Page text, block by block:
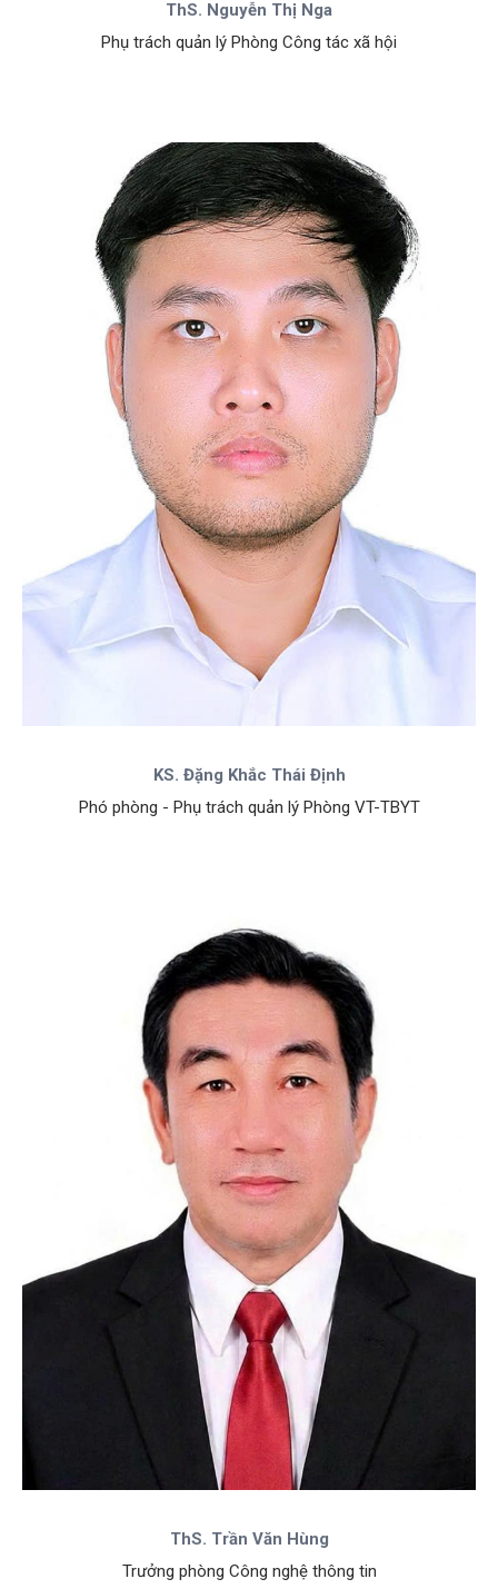
ThS. Nguyễn Thị Nga
Phụ trách quản lý Phòng Công tác xã hội
KS. Đặng Khắc Thái Định
Phó phòng - Phụ trách quản lý Phòng VT-TBYT
ThS. Trần Văn Hùng
Trưởng phòng Công nghệ thông tin